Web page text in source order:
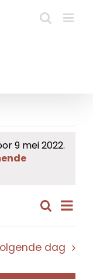
9 mei 2022.
en
Zoeken
Dag
dag